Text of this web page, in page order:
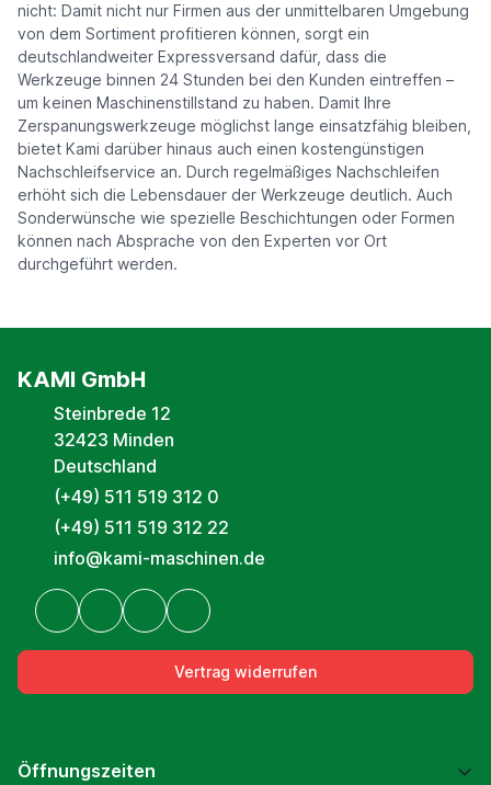
nicht: Damit nicht nur Firmen aus der unmittelbaren Umgebung
von dem Sortiment profitieren können, sorgt ein
deutschlandweiter Expressversand dafür, dass die
Werkzeuge binnen 24 Stunden bei den Kunden eintreffen –
um keinen Maschinenstillstand zu haben. Damit Ihre
Zerspanungswerkzeuge möglichst lange einsatzfähig bleiben,
bietet Kami darüber hinaus auch einen kostengünstigen
Nachschleifservice an. Durch regelmäßiges Nachschleifen
erhöht sich die Lebensdauer der Werkzeuge deutlich. Auch
Sonderwünsche wie spezielle Beschichtungen oder Formen
können nach Absprache von den Experten vor Ort
durchgeführt werden.
KAMI GmbH
Steinbrede 12
32423 Minden
Deutschland
(+49) 511 519 312 0
(+49) 511 519 312 22
info@kami-maschinen.de
Vertrag widerrufen
Öffnungszeiten